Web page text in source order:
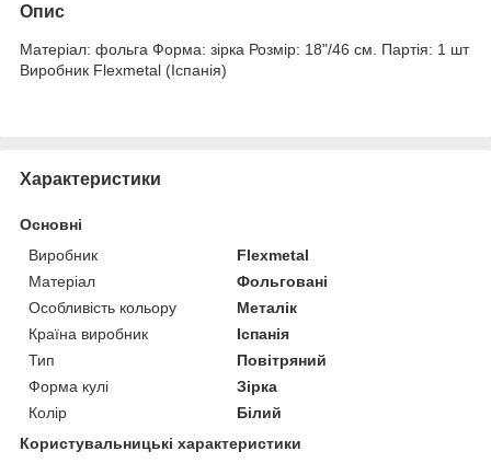
Опис
Матеріал: фольга Форма: зірка Розмір: 18"/46 см. Партія: 1 шт
Виробник Flexmetal (Іспанія)
Характеристики
Основні
Виробник
Flexmetal
Матеріал
Фольговані
Особливість кольору
Металік
Країна виробник
Іспанія
Тип
Повітряний
Форма кулі
Зірка
Колір
Білий
Користувальницькі характеристики